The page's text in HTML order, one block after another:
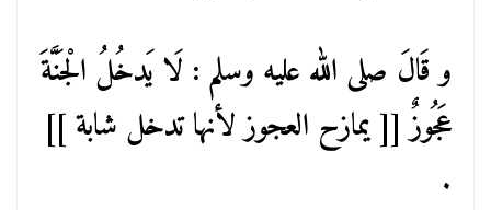
و قَالَ صلى الله عليه وسلم : لَا يَدخُلُ الْجَنَّةَ
عَجُوزٌ [[ يمازح العجوز لأنها تدخل شابة ]]
.